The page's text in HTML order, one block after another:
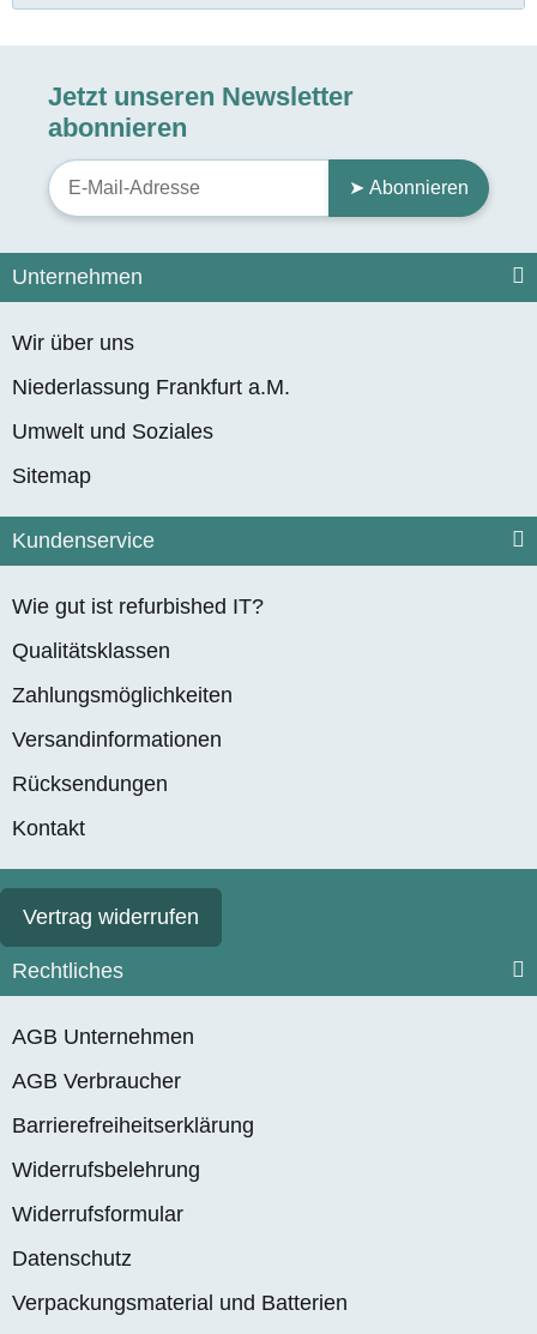
Jetzt unseren Newsletter
abonnieren
➤ Abonnieren
Unternehmen
Wir über uns
Niederlassung Frankfurt a.M.
Umwelt und Soziales
Sitemap
Kundenservice
Wie gut ist refurbished IT?
Qualitätsklassen
Zahlungsmöglichkeiten
Versandinformationen
Rücksendungen
Kontakt
Vertrag widerrufen
Rechtliches
AGB Unternehmen
AGB Verbraucher
Barrierefreiheitserklärung
Widerrufsbelehrung
Widerrufsformular
Datenschutz
Verpackungsmaterial und Batterien